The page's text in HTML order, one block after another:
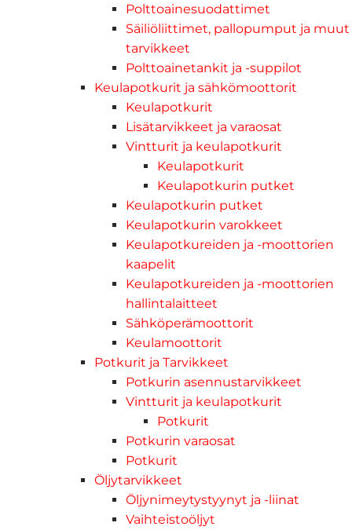
Polttoainesuodattimet
Säiliöliittimet, pallopumput ja muut
tarvikkeet
Polttoainetankit ja -suppilot
Keulapotkurit ja sähkömoottorit
Keulapotkurit
Lisätarvikkeet ja varaosat
Vintturit ja keulapotkurit
Keulapotkurit
Keulapotkurin putket
Keulapotkurin putket
Keulapotkurin varokkeet
Keulapotkureiden ja -moottorien
kaapelit
Keulapotkureiden ja -moottorien
hallintalaitteet
Sähköperämoottorit
Keulamoottorit
Potkurit ja Tarvikkeet
Potkurin asennustarvikkeet
Vintturit ja keulapotkurit
Potkurit
Potkurin varaosat
Potkurit
Öljytarvikkeet
Öljynimeytystyynyt ja -liinat
Vaihteistoöljyt